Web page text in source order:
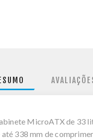
MicroATX de
338 mm de